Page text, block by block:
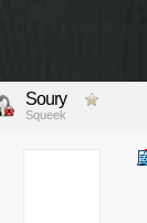
Soury
Squeek